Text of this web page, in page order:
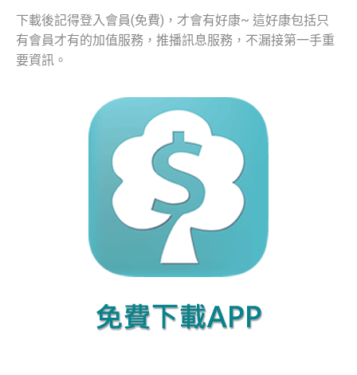
下載後記得登入會員(免費)，才會有好康~ 這好康包括只
有會員才有的加值服務，推播訊息服務，不漏接第一手重
要資訊。